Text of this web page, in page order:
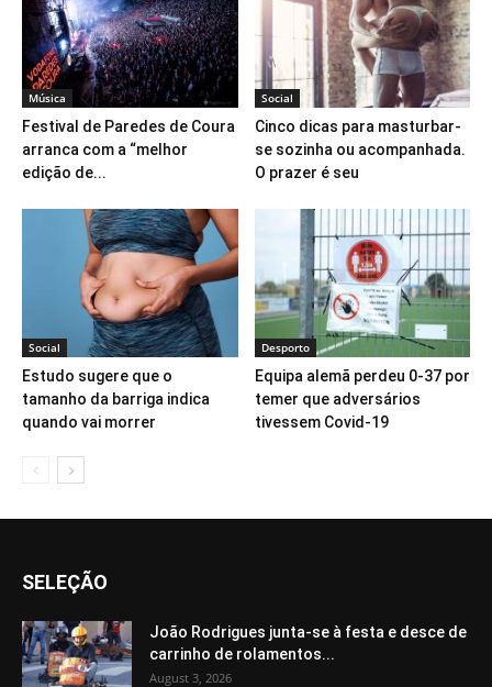
Música
Festival de Paredes de Coura
arranca com a “melhor
edição de...
Social
Cinco dicas para masturbar-
se sozinha ou acompanhada.
O prazer é seu
Social
Estudo sugere que o
tamanho da barriga indica
quando vai morrer
Desporto
Equipa alemã perdeu 0-37 por
temer que adversários
tivessem Covid-19
SELEÇÃO
João Rodrigues junta-se à festa e desce de
carrinho de rolamentos...
August 3, 2026